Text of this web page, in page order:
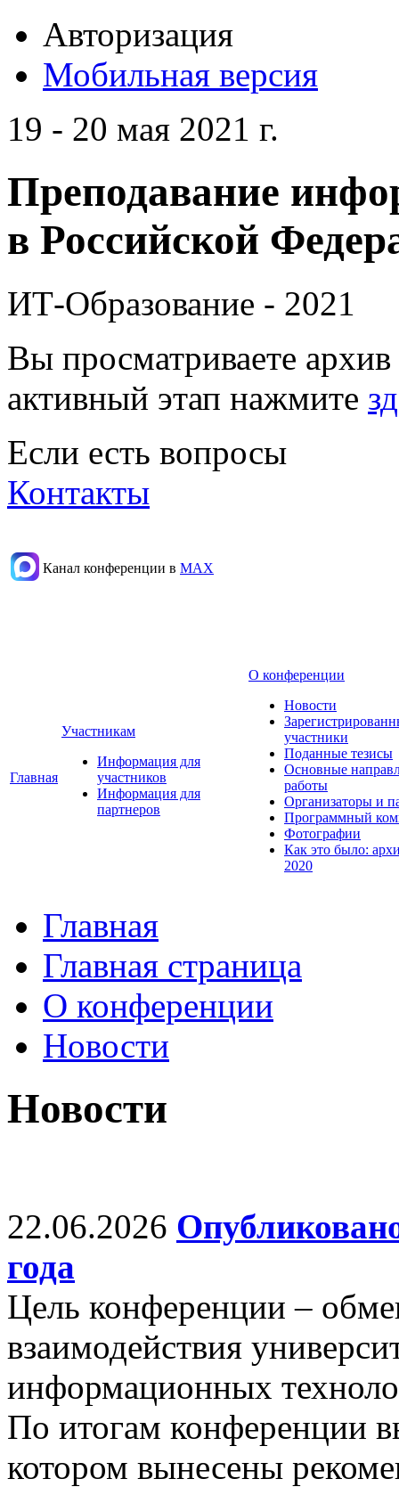
Авторизация
Мобильная версия
19 - 20 мая 2021 г.
Преподавание
в Российской
ИТ-Образование - 2021
Вы просматриваете
активный этап нажмите
Если есть вопросы
Контакты
Канал конференции в МАХ
Главная
Участникам
Информация для
участников
Информация для
партнеров
О конференции
Новости
участники
Поданные тезисы
Основные
работы
Организаторы и
Программный
Фотографии
Как это было:
2020
Главная
Главная страница
О конференции
Новости
Новости
22.06.2026
года
Цель конференции –
взаимодействия
информационных
По итогам конференции
котором вынесены